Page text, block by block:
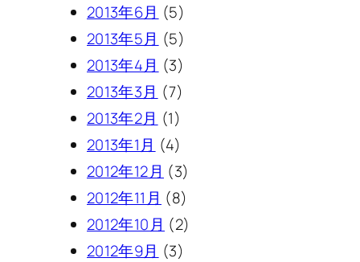
2013年6月 (5)
2013年5月 (5)
2013年4月 (3)
2013年3月 (7)
2013年2月 (1)
2013年1月 (4)
2012年12月 (3)
2012年11月 (8)
2012年10月 (2)
2012年9月 (3)